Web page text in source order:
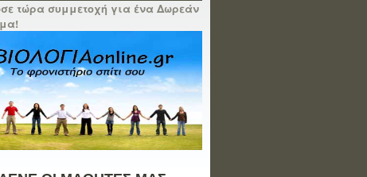
τώρα συμμετοχή για ένα Δωρεάν